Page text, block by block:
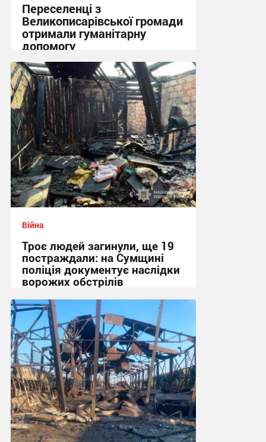
Переселенці з
Великописарівської громади
отримали гуманітарну
допомогу
14:53 сьогодні
Війна
Троє людей загинули, ще 19
постраждали: на Сумщині
поліція документує наслідки
ворожих обстрілів
08:48 сьогодні